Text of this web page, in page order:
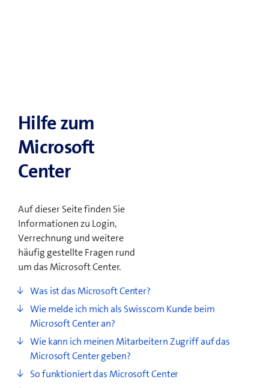
Hilfe zum
Microsoft
Center
Auf dieser Seite finden Sie
Informationen zu Login,
Verrechnung und weitere
häufig gestellte Fragen rund
um das Microsoft Center.
Was ist das Microsoft Center?
Wie melde ich mich als Swisscom Kunde beim
Microsoft Center an?
Wie kann ich meinen Mitarbeitern Zugriff auf das
Microsoft Center geben?
So funktioniert das Microsoft Center